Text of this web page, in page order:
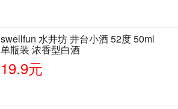
swellfun 水井坊 井台小酒 52度 50ml
单瓶装 浓香型白酒
19.9元